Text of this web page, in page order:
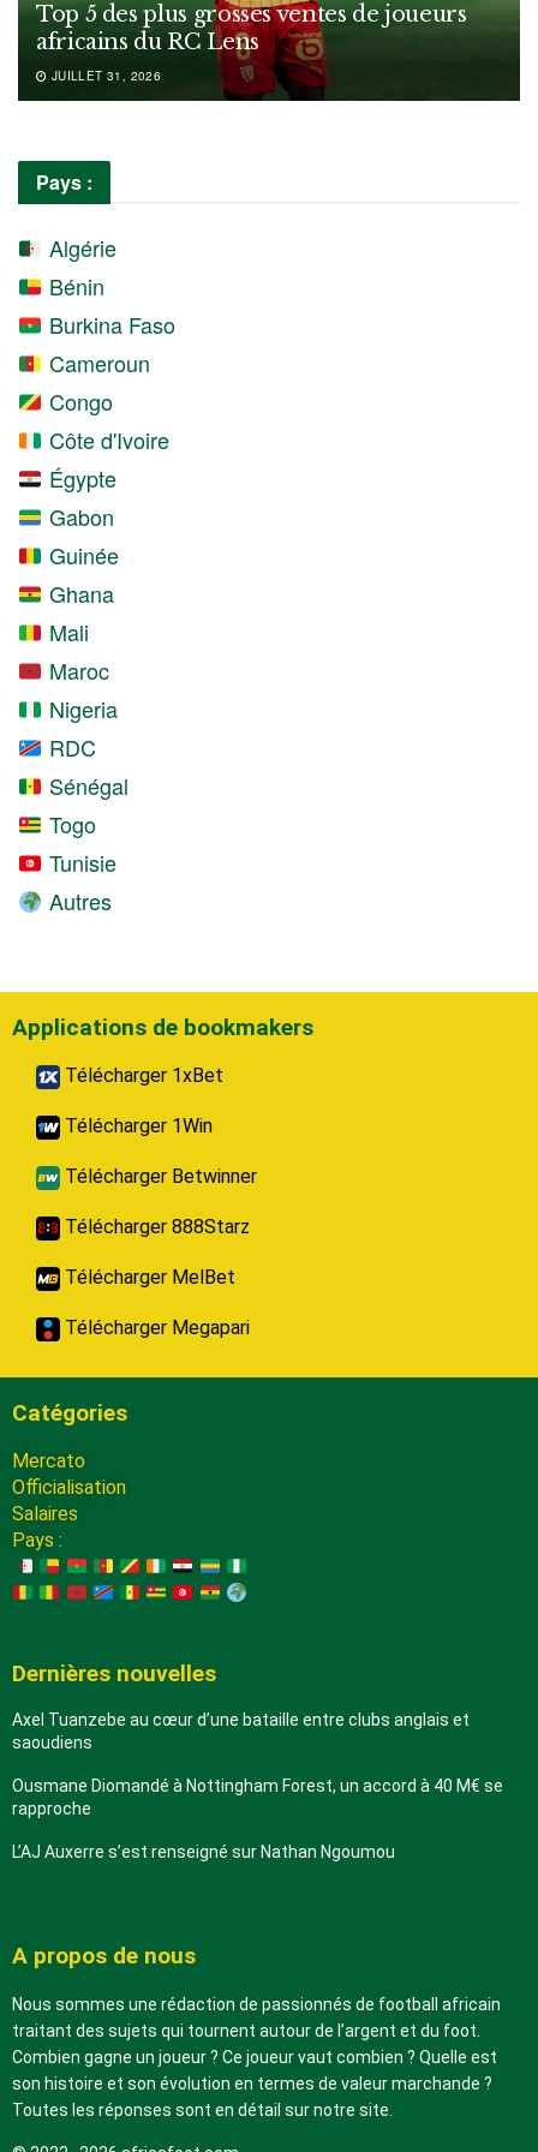
Top 5 des plus grosses ventes de joueurs
africains du RC Lens
JUILLET 31, 2026
Pays :
Algérie
Bénin
Burkina Faso
Cameroun
Congo
Côte d'Ivoire
Égypte
Gabon
Guinée
Ghana
Mali
Maroc
Nigeria
RDC
Sénégal
Togo
Tunisie
Autres
Applications de bookmakers
Télécharger 1xBet
Télécharger 1Win
Télécharger Betwinner
Télécharger 888Starz
Télécharger MelBet
Télécharger Megapari
Catégories
Mercato
Officialisation
Salaires
Pays :
Dernières nouvelles
Axel Tuanzebe au cœur d’une bataille entre clubs anglais et
saoudiens
Ousmane Diomandé à Nottingham Forest, un accord à 40 M€ se
rapproche
L’AJ Auxerre s’est renseigné sur Nathan Ngoumou
A propos de nous
Nous sommes une rédaction de passionnés de football africain
traitant des sujets qui tournent autour de l’argent et du foot.
Combien gagne un joueur ? Ce joueur vaut combien ? Quelle est
son histoire et son évolution en termes de valeur marchande ?
Toutes les réponses sont en détail sur notre site.